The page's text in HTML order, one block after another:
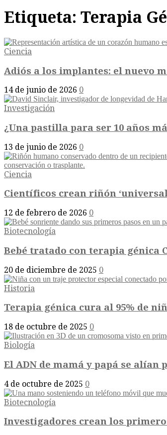
Etiqueta: Terapia
Ciencia
Adiós a los implantes: el nuevo
14 de junio de 2026 0
Investigación
¿Una pastilla para ser 10 años
13 de junio de 2026 0
Ciencia
Científicos crean riñón
12 de febrero de 2026 0
Biotecnología
Bebé tratado con terapia génica
20 de diciembre de 2025 0
Historia
Terapia génica cura al 95% de
18 de octubre de 2025 0
Biología
El ADN de mamá y papá se alían
4 de octubre de 2025 0
Biotecnología
Investigadores crean los